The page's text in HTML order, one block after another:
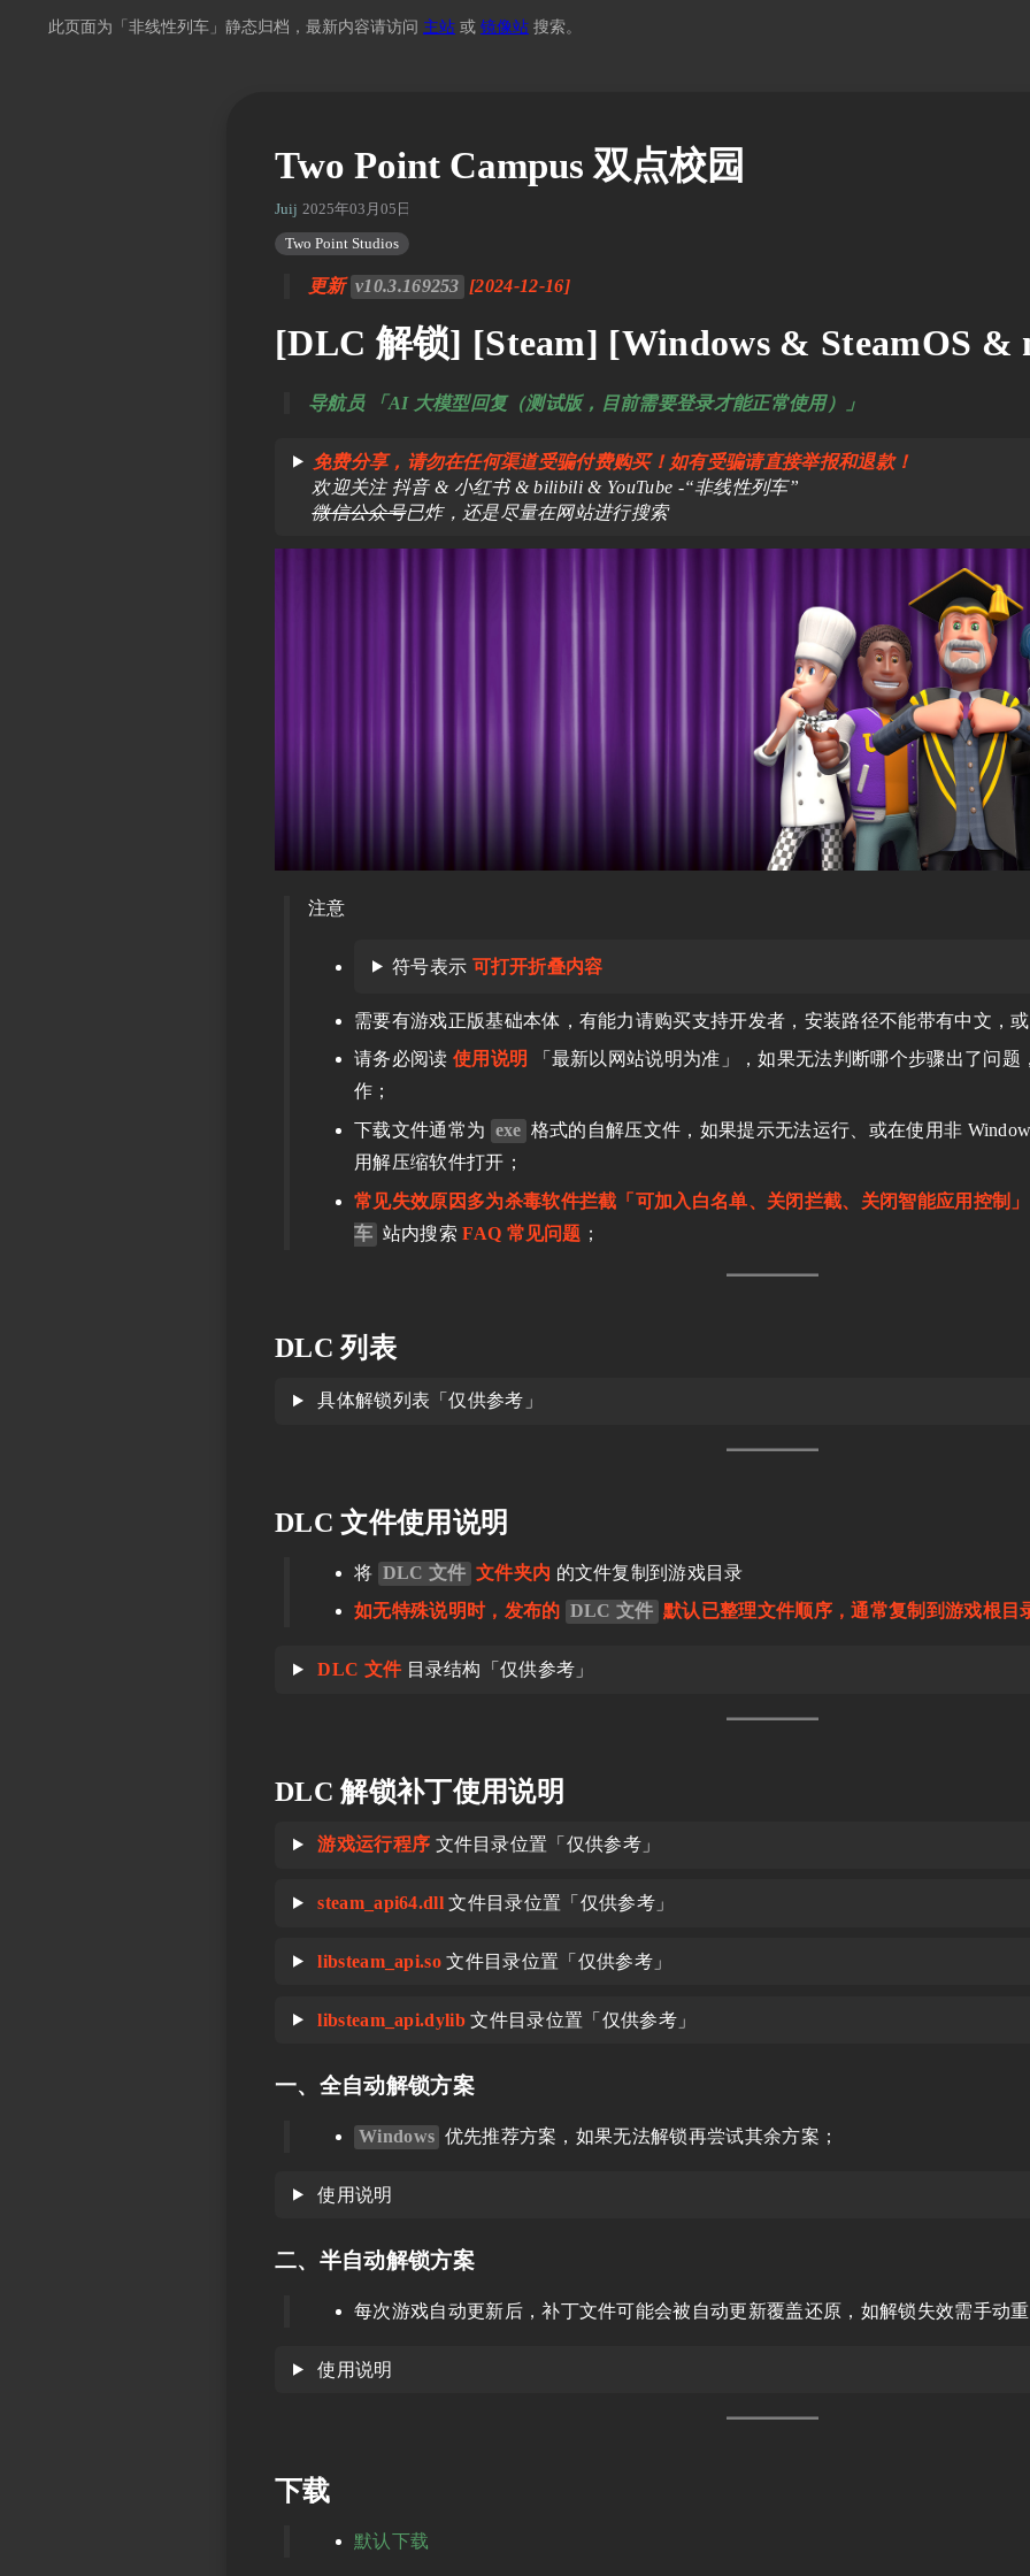
此页面为「非线性列车」静态归档，最新内容请访问 主站 或 镜像站 搜索。
Two Point Campus 双点校园
Juij 2025年03月05日 02:51
Two Point Studios
更新 v10.3.169253 [2024-12-16]
[DLC 解锁] [Steam] [Windows & SteamOS &
导航员 「AI 大模型回复（测试版，目前需要登录才能正常使用）」
免费分享，请勿在任何渠道受骗付费购买！如有受骗请直接举报和退款！
欢迎关注 抖音 & 小红书 & bilibili & YouTube -“非线性列车”
微信公众号已炸，还是尽量在网站进行搜索
注意
符号表示 可打开折叠内容
需要有游戏正版基础本体，有能力请购买支持开发者，安装路径不能带有中文，
请务必阅读 使用说明
「最新以网站说明为准」，如果无法判断哪个步骤出了问
作；
下载文件通常为 exe 格式的自解压文件，如果提示无法运行、或在使用非
用解压缩软件打开；
常见失效原因多为杀毒软件拦截「可加入白名单、关闭拦截、关闭智能应用控制」
车 站内搜索FAQ 常见问题 ；
DLC 列表
具体解锁列表「仅供参考」
DLC 文件使用说明
将 DLC 文件 文件夹内 的文件复制到游戏目录
如无特殊说明时，发布的 DLC 文件 默认已整理文件顺序，通常复制到游戏根目
DLC 文件目录结构「仅供参考」
DLC 解锁补丁使用说明
游戏运行程序 文件目录位置「仅供参考」
steam_api64.dll 文件目录位置「仅供参考」
libsteam_api.so 文件目录位置「仅供参考」
libsteam_api.dylib 文件目录位置「仅供参考」
一、全自动解锁方案
Windows 优先推荐方案，如果无法解锁再尝试其余方案；
使用说明
二、半自动解锁方案
每次游戏自动更新后，补丁文件可能会被自动更新覆盖还原，如解锁失效需手动
使用说明
下载
默认下载